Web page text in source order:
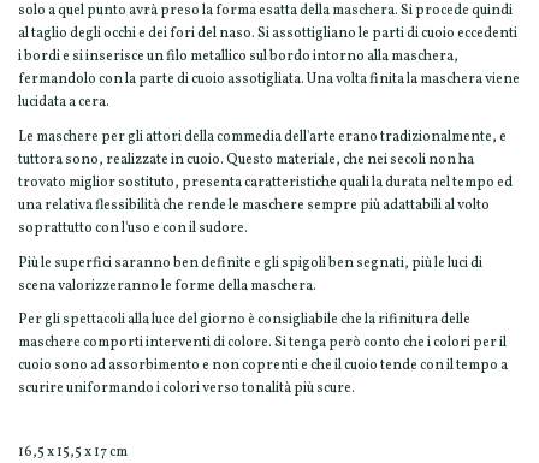
solo a quel punto avrà preso la forma esatta della maschera. Si procede quindi
al taglio degli occhi e dei fori del naso. Si assottigliano le parti di cuoio eccedenti
i bordi e si inserisce un filo metallico sul bordo intorno alla maschera,
fermandolo con la parte di cuoio assotigliata. Una volta finita la maschera viene
lucidata a cera.
Le maschere per gli attori della commedia dell'arte erano tradizionalmente, e
tuttora sono, realizzate in cuoio. Questo materiale, che nei secoli non ha
trovato miglior sostituto, presenta caratteristiche quali la durata nel tempo ed
una relativa flessibilità che rende le maschere sempre più adattabili al volto
soprattutto con l'uso e con il sudore.
Più le superfici saranno ben definite e gli spigoli ben segnati, più le luci di
scena valorizzeranno le forme della maschera.
Per gli spettacoli alla luce del giorno è consigliabile che la rifinitura delle
maschere comporti interventi di colore. Si tenga però conto che i colori per il
cuoio sono ad assorbimento e non coprenti e che il cuoio tende con il tempo a
scurire uniformando i colori verso tonalità più scure.
16,5 x 15,5 x 17 cm